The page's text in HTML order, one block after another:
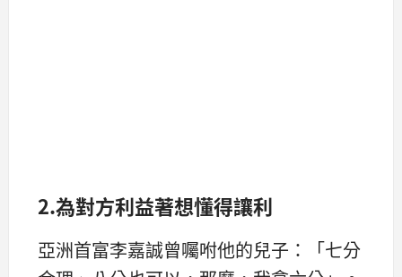
2.為對方利益著想懂得讓利
亞洲首富李嘉誠曾囑咐他的兒子：「七分